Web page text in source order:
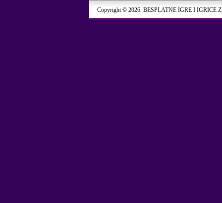
Copyright © 2026. BESPLATNE IGRE I IGRICE